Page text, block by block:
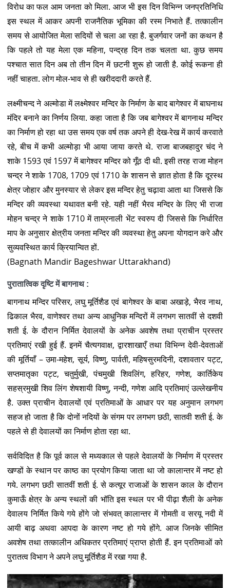
विरोध का फल आम जनता को मिला. आज भी इस दिन विभिन्न जनप्रतिनिधि
इस स्थल में आकर अपनी राजनैतिक भूमिका की रस्म निभाते हैं. तत्कालीन
समय से आयोजित मेला सदियों से चला आ रहा है. बुजर्गवार जनों का कथन है
कि पहले तो यह मेला एक महिना, पन्द्रह दिन तक चलता था. कुछ समय
पश्चात सात दिन अब तो तीन दिन में छटनी शुरू हो जाती है. कोई रूकना ही
नहीं चाहता. लोग मोल-भाव से ही खरीददारी करते हैं.
लक्ष्मीचन्द ने अल्मोडा में लक्ष्मेश्वर मन्दिर के निर्माण के बाद बागेश्वर में बाघनाथ
मंदिर बनाने का निर्णय लिया. कहा जाता है कि जब बागेश्वर में बागनाथ मन्दिर
का निर्माण हो रहा था उस समय एक वर्ष तक अपने ही देख-रेख में कार्य करवाते
रहे, बीच में कभी अल्मोड़ा भी आया जाया करते थे. राजा बाजबहादुर चंद ने
शाके 1593 एवं 1597 में बागेश्वर मन्दिर को गूँठ दी थी. इसी तरह राजा मोहन
चन्द्र ने शाके 1708, 1709 एवं 1710 के शासन से ज्ञात होता है कि दूरस्थ
क्षेत्र जोहार और मुनस्यार से लेकर इस मन्दिर हेतु चढ़ावा आता था जिससे कि
मन्दिर की व्यवस्था यथावत बनी रहे. यही नहीं भैरव मन्दिर के लिए भी राजा
मोहन चन्द्र ने शाके 1710 में ताम्रनाली भेंट स्वरुप दी जिससे कि निर्धारित
माप के अनुसार क्षेत्रीय जनता मन्दिर की व्यवस्था हेतु अपना योगदान करे और
सुव्यवस्थित कार्य क्रियान्वित हों.
(Bagnath Mandir Bageshwar Uttarakhand)
पुरातात्विक दृष्टि में बागनाथ :
बागनाथ मन्दिर परिसर, लघु मूर्तिशैड एवं बागेश्वर के बाबा अखाड़े, भैरव नाथ,
ढिकाल भैरव, वाणेश्वर तथा अन्य आधुनिक मन्दिरों में लगभग सातवीं से दशवी
शती ई. के दौरान निर्मित देवालयों के अनेक अवशेष तथा प्राचीन प्रस्तर
प्रतिमाएं रखी हुई हैं. इनमें चैत्यगवाक्ष, द्वारशाखाएँ तथा विभिन्न देवी-देवताओं
की मूर्तियाँ – उमा-महेश, सूर्य, विष्णु, पार्वती, महिषसुरमदिनी, दशावतार पट्ट,
सप्तमातृका पट्ट, चतुर्मुखी, पंचमुखी शिवलिंग, हरिहर, गणेश, कार्तिकेय
सहस्रमुखी शिव लिंग शेषशायी विष्णु, नन्दी, गणेश आदि प्रतिमाएं उल्लेखनीय
है. उक्त प्राचीन देवालयों एवं प्रतिमाओं के आधार पर यह अनुमान लगभग
सहज हो जाता है कि दोनों नदियों के संगम पर लगभग छठी, सातवी शती ई. के
पहले से ही देवालयों का निर्माण होता रहा था.
सर्वविदित है कि पूर्व काल से मध्यकाल से पहले देवालयों के निर्माण में प्रस्तर
खण्डों के स्थान पर काष्ठ का प्रयोग किया जाता था जो कालान्तर में नष्ट हो
गये. लगभग छठी सातवीं शती ई. से कत्यूर राजाओं के शासन काल के दौरान
कुमाऊँ क्षेत्र के अन्य स्थलों की भॉति इस स्थल पर भी पीढ़ा शैली के अनेक
देवालय निर्मित किये गये होंगे जो संभवत् कालान्तर में गोमती व सरयू नदी में
आयी बाढ़ अथवा आपदा के कारण नष्ट हो गये होंगे. आज जिनके सीमित
अवशेष तथा तत्कालीन अधिकतर प्रतिमाएं प्राप्त होती हैं. इन प्रतिमाओं को
पुरातत्व विभाग ने अपने लघु मूर्तिशैड में रखा गया है.